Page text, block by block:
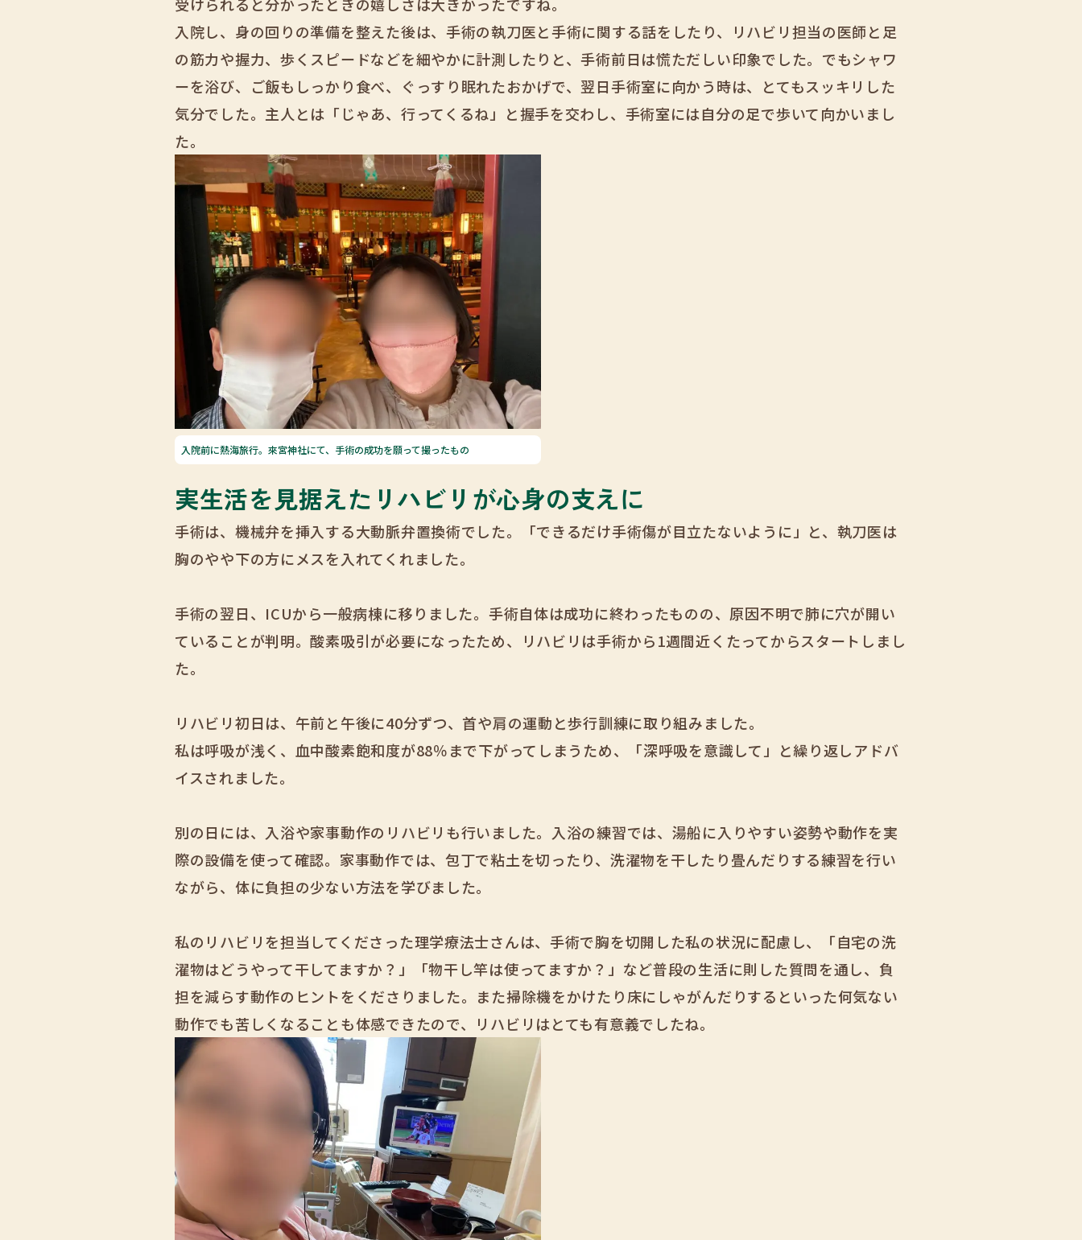
入院し、身の回りの準備を整えた後は、手術の執刀医と手術に関する話をしたり、リハビリ担当の医師と足
の筋力や握力、歩くスピードなどを細やかに計測したりと、手術前日は慌ただしい印象でした。でもシャワ
ーを浴び、ご飯もしっかり食べ、ぐっすり眠れたおかげで、翌日手術室に向かう時は、とてもスッキリした
気分でした。主人とは「じゃあ、行ってくるね」と握手を交わし、手術室には自分の足で歩いて向かいまし
た。
入院前に熱海旅行。來宮神社にて、手術の成功を願って撮ったもの
実生活を見据えたリハビリが心身の支えに
手術は、機械弁を挿入する大動脈弁置換術でした。「できるだけ手術傷が目立たないように」と、執刀医は
胸のやや下の方にメスを入れてくれました。
手術の翌日、ICUから一般病棟に移りました。手術自体は成功に終わったものの、原因不明で肺に穴が開い
ていることが判明。酸素吸引が必要になったため、リハビリは手術から1週間近くたってからスタートしまし
た。
リハビリ初日は、午前と午後に40分ずつ、首や肩の運動と歩行訓練に取り組みました。
私は呼吸が浅く、血中酸素飽和度が88％まで下がってしまうため、「深呼吸を意識して」と繰り返しアドバ
イスされました。
別の日には、入浴や家事動作のリハビリも行いました。入浴の練習では、湯船に入りやすい姿勢や動作を実
際の設備を使って確認。家事動作では、包丁で粘土を切ったり、洗濯物を干したり畳んだりする練習を行い
ながら、体に負担の少ない方法を学びました。
私のリハビリを担当してくださった理学療法士さんは、手術で胸を切開した私の状況に配慮し、「自宅の洗
濯物はどうやって干してますか？」「物干し竿は使ってますか？」など普段の生活に則した質問を通し、負
担を減らす動作のヒントをくださりました。また掃除機をかけたり床にしゃがんだりするといった何気ない
動作でも苦しくなることも体感できたので、リハビリはとても有意義でしたね。